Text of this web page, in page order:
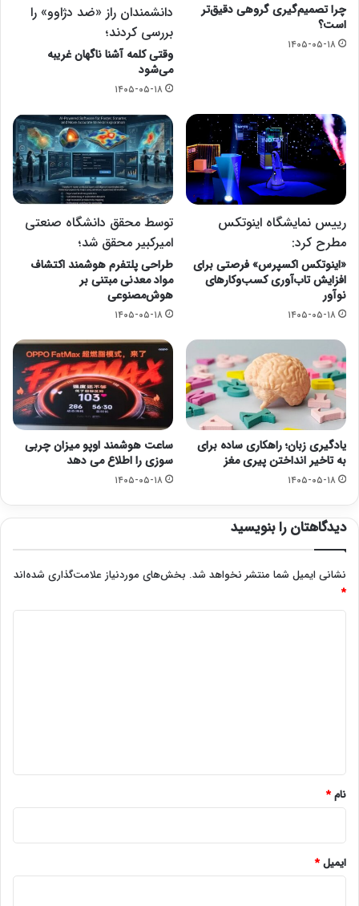
چرا تصمیم‌گیری گروهی دقیق‌تر
است؟
۱۴۰۵-۰۵-۱۸
دانشمندان راز «ضد دژاوو» را
بررسی کردند؛
وقتی کلمه آشنا ناگهان غریبه
می‌شود
۱۴۰۵-۰۵-۱۸
رییس نمایشگاه اینوتکس
مطرح کرد:
«اینوتکس اکسپرس» فرصتی برای
افزایش تاب‌آوری کسب‌وکارهای
نوآور
۱۴۰۵-۰۵-۱۸
توسط محقق دانشگاه صنعتی
امیرکبیر محقق شد؛
طراحی پلتفرم هوشمند اکتشاف
مواد معدنی مبتنی بر
هوش‌مصنوعی
۱۴۰۵-۰۵-۱۸
یادگیری زبان؛ راهکاری ساده برای
به تاخیر انداختن پیری مغز
۱۴۰۵-۰۵-۱۸
ساعت هوشمند اوپو میزان چربی
سوزی را اطلاع می دهد
۱۴۰۵-۰۵-۱۸
دیدگاهتان را بنویسید
نشانی ایمیل شما منتشر نخواهد شد. بخش‌های موردنیاز علامت‌گذاری شده‌اند
*
نام*
ایمیل*